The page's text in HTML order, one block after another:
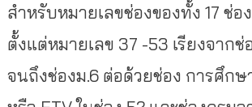
สำหรับหมายเลขช่องของทั้ง 17 ช่อ
ตั้งแต่หมายเลข 37 -53 เรียงจากช่
จนถึงช่องม.6 ต่อด้วยช่อง การศึก